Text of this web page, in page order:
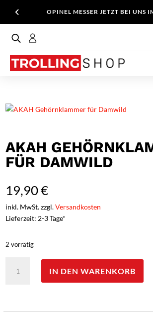
OPINEL MESSER JETZT BEI UNS
AKAH
FÜR DAMWILD
19,90€
inkl. MwSt. zzgl.Versandkosten
Lieferzeit: 2-3 Tage*
2 vorrätig
GehörnklammerIN DEN WARENKORB